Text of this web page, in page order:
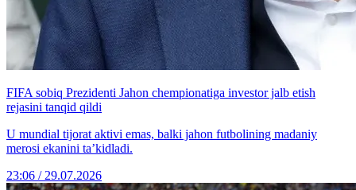
FIFA sobiq Prezidenti Jahon chempionatiga investor jalb etish
rejasini tanqid qildi
U mundial tijorat aktivi emas, balki jahon futbolining madaniy
merosi ekanini ta’kidladi.
23:06 / 29.07.2026